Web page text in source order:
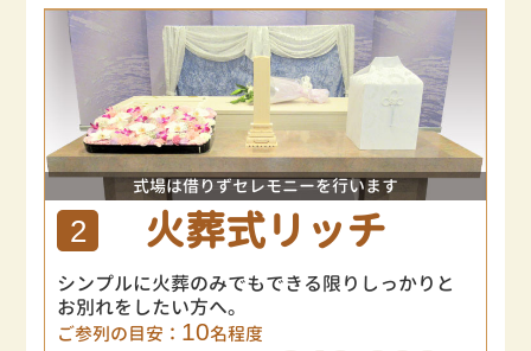
式場は借りずセレモニーを行います
2 火葬式リッチ
シンプルに火葬のみでもできる限りしっかりと
お別れをしたい方へ。
ご参列の目安： 10名程度